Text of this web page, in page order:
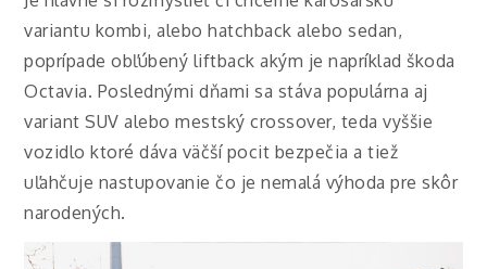
variantu kombi, alebo hatchback alebo sedan,
poprípade obľúbený liftback akým je napríklad škoda
Octavia. Poslednými dňami sa stáva populárna aj
variant SUV alebo mestský crossover, teda vyššie
vozidlo ktoré dáva väčší pocit bezpečia a tiež
uľahčuje nastupovanie čo je nemalá výhoda pre skôr
narodených.